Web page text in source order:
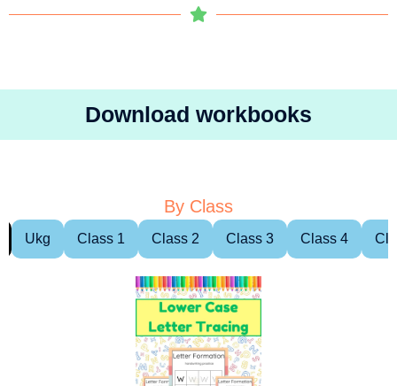
Download workbooks
By Class
Ukg Class 1 Class 2 Class 3 Class 4